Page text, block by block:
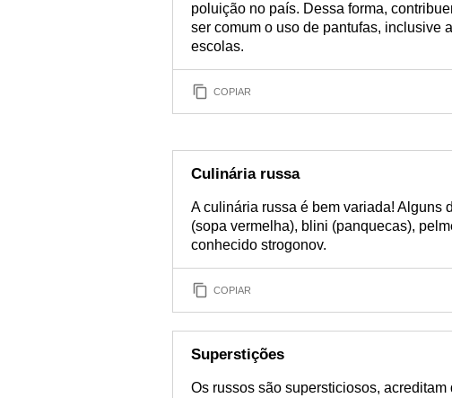
poluição no país. Dessa forma,
ser comum o uso de pantufas, inclusive
escolas.
COPIAR
Culinária russa
A culinária russa é bem variada! Alguns
(sopa vermelha), blini (panquecas),
conhecido strogonov.
COPIAR
Superstições
Os russos são supersticiosos,